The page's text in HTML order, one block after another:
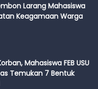
Larang Mahasiswa
Keagamaan Warga
Mahasiswa FEB USU
Temukan 7 Bentuk